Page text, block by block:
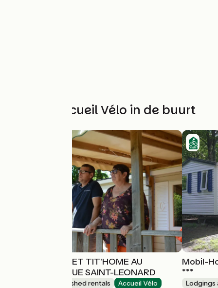
Andere Accueil Vélo in de buurt
MOBIL-HOMES ET TIT'HOME AU
CAMPING DU GUE SAINT-LEONARD
Lodgings and furnished rentals Accueil Vélo
Mobil-
***
Lodgings